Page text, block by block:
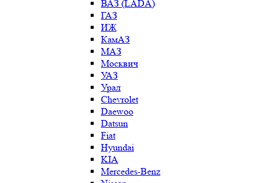
ВАЗ (LADA)
ГАЗ
ИЖ
КамАЗ
МАЗ
Москвич
УАЗ
Урал
Chevrolet
Daewoo
Datsun
Fiat
Hyundai
KIA
Mercedes-Benz